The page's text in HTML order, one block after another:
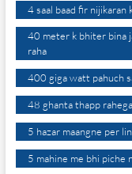
4 saal baad fir nijikaran
40 meter k bhiter bina
raha
400 giga watt pahuch
48 ghanta thapp
5 hazar maangne per
5 mahine me bhi piche